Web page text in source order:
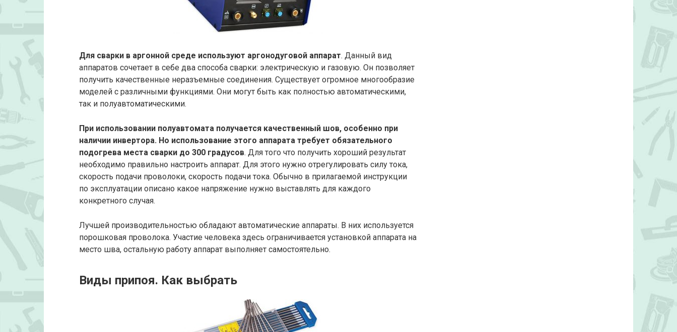
Для сварки в аргонной среде используют аргонодуговой аппарат. Данный вид
аппаратов сочетает в себе два способа сварки: электрическую и газовую. Он позволяет
получить качественные неразъемные соединения. Существует огромное многообразие
моделей с различными функциями. Они могут быть как полностью автоматическими,
так и полуавтоматическими.
При использовании полуавтомата получается качественный шов, особенно при
наличии инвертора. Но использование этого аппарата требует обязательного
подогрева места сварки до 300 градусов. Для того что получить хороший результат
необходимо правильно настроить аппарат. Для этого нужно отрегулировать силу тока,
скорость подачи проволоки, скорость подачи тока. Обычно в прилагаемой инструкции
по эксплуатации описано какое напряжение нужно выставлять для каждого
конкретного случая.
Лучшей производительностью обладают автоматические аппараты. В них используется
порошковая проволока. Участие человека здесь ограничивается установкой аппарата на
место шва, остальную работу аппарат выполняет самостоятельно.
Виды припоя. Как выбрать